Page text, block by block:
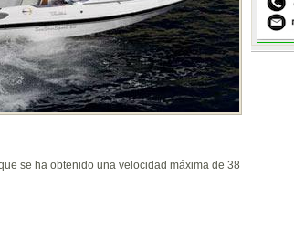
se ha obtenido una velocidad máxima de 38